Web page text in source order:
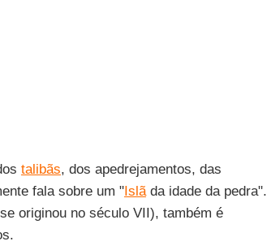
talibãs, dos apedrejamentos, das
fala sobre um "Islãda idade da pedra".
originou no século VII), também é